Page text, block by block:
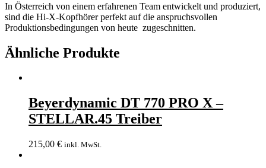
In Österreich von einem erfahrenen Team entwickelt und produziert,
sind die Hi-X-Kopfhörer perfekt auf die anspruchsvollen
Produktionsbedingungen von heute zugeschnitten.
Ähnliche Produkte
Beyerdynamic DT 770 PRO X –
STELLAR.45 Treiber
215,00 € inkl. MwSt.